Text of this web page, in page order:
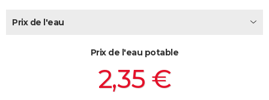
Carte de Noël
Carte Bonne année
Carte Saint-Valentin
Carte Pâques
Carte d'anniversaire
DICTIONNAIRE
Prix de l'eau
Prix de l'eau potable
2,35 €